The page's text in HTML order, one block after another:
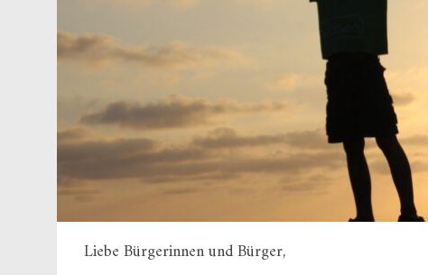
Liebe Bürgerinnen und Bürger,